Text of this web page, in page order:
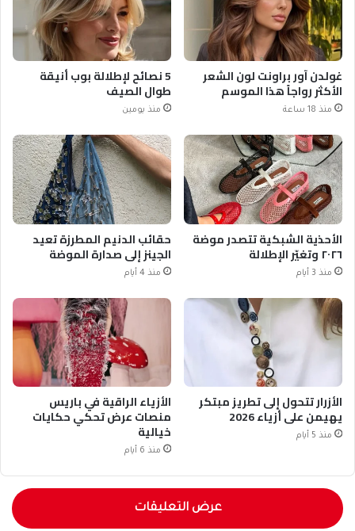
غولدن آور براونت لون الشعر
الأكثر رواجاً هذا الموسم
منذ 18 ساعة
5 نصائح لإطلالة بوب أنيقة
طوال الصيف
منذ يومين
الأحذية الشبكية تتصدر موضة
٢٠٢٦ وتغيّر الإطلالة
منذ 3 أيام
حقائب الدنيم المطرزة تعيد
الجينز إلى صدارة الموضة
منذ 4 أيام
الأزرار تتحول إلى تطريز مبتكر
يهيمن على أزياء 2026
منذ 5 أيام
الأزياء الراقية في باريس
منصات عرض تحكي حكايات
خيالية
منذ 6 أيام
عرض التعليقات